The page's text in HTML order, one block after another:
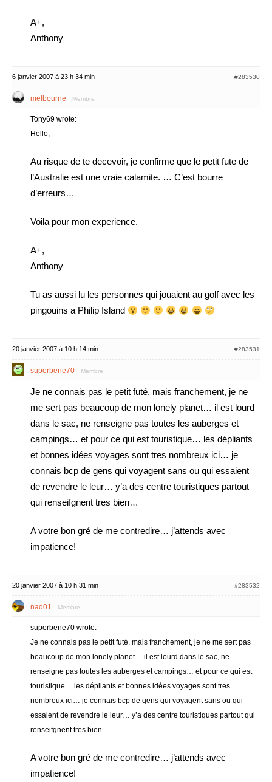
A+,
Anthony
6 janvier 2007 à 23 h 34 min #283530
melbourne Membre
Tony69 wrote:
Hello,
Au risque de te decevoir, je confirme que le petit fute de
l’Australie est une vraie calamite. … C’est bourre
d’erreurs…
Voila pour mon experience.
A+,
Anthony
Tu as aussi lu les personnes qui jouaient au golf avec les
pingouins a Philip Island
20 janvier 2007 à 10 h 14 min #283531
superbene70 Membre
Je ne connais pas le petit futé, mais franchement, je ne
me sert pas beaucoup de mon lonely planet… il est lourd
dans le sac, ne renseigne pas toutes les auberges et
campings… et pour ce qui est touristique… les dépliants
et bonnes idées voyages sont tres nombreux ici… je
connais bcp de gens qui voyagent sans ou qui essaient
de revendre le leur… y’a des centre touristiques partout
qui renseifgnent tres bien…
A votre bon gré de me contredire… j’attends avec
impatience!
20 janvier 2007 à 10 h 31 min #283532
nad01 Membre
superbene70 wrote:
Je ne connais pas le petit futé, mais franchement, je ne me sert pas
beaucoup de mon lonely planet… il est lourd dans le sac, ne
renseigne pas toutes les auberges et campings… et pour ce qui est
touristique… les dépliants et bonnes idées voyages sont tres
nombreux ici… je connais bcp de gens qui voyagent sans ou qui
essaient de revendre le leur… y’a des centre touristiques partout qui
renseifgnent tres bien…
A votre bon gré de me contredire… j’attends avec
impatience!